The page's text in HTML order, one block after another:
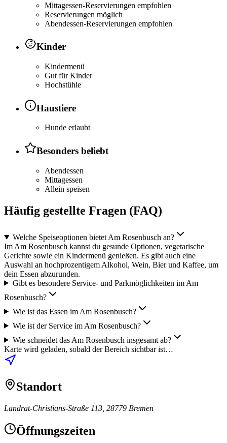
Mittagessen-Reservierungen empfohlen
Reservierungen möglich
Abendessen-Reservierungen empfohlen
Kinder
Kindermenü
Gut für Kinder
Hochstühle
Haustiere
Hunde erlaubt
Besonders beliebt
Abendessen
Mittagessen
Allein speisen
Häufig gestellte Fragen (FAQ)
Welche Speiseoptionen bietet Am Rosenbusch an?
Im Am Rosenbusch kannst du gesunde Optionen, vegetarische
Gerichte sowie ein Kindermenü genießen. Es gibt auch eine
Auswahl an hochprozentigem Alkohol, Wein, Bier und Kaffee, um
dein Essen abzurunden.
Gibt es besondere Service- und Parkmöglichkeiten im Am
Rosenbusch?
Wie ist das Essen im Am Rosenbusch?
Wie ist der Service im Am Rosenbusch?
Wie schneidet das Am Rosenbusch insgesamt ab?
Karte wird geladen, sobald der Bereich sichtbar ist…
Standort
Landrat-Christians-Straße 113, 28779 Bremen
Öffnungszeiten